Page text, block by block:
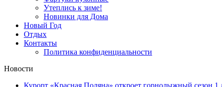
Утеплись к зиме!
Новинки для Дома
Новый Год
Отдых
Контакты
Политика конфиденциальности
Новости
Курорт «Красная Поляна» откроет горнолыжный сезон 1